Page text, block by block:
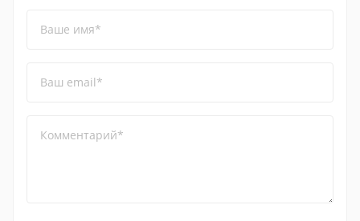
Ваше имя*
Ваш email*
Комментарий*